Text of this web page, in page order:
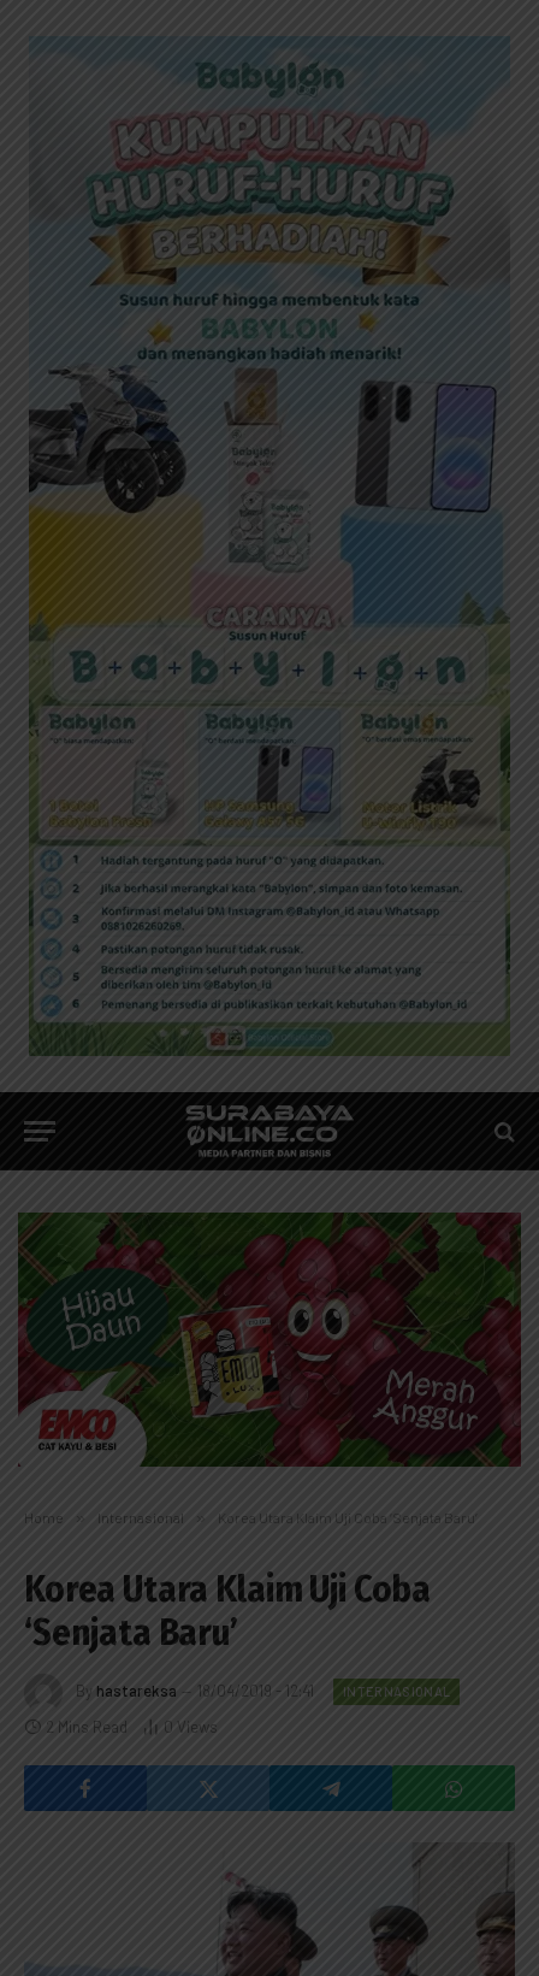
Home » Internasional » Korea Utara Klaim Uji Coba ‘Senjata Baru’
Korea Utara Klaim Uji Coba
‘Senjata Baru’
By hastareksa 18/04/2019 - 12:41 INTERNASIONAL
2 Mins Read 0 Views